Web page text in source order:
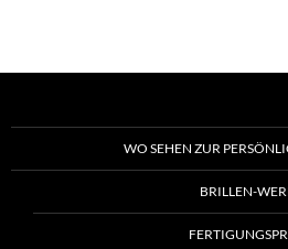
WO SEHEN ZUR
BRILLEN-